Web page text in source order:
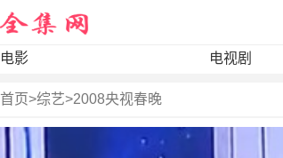
电影 电视剧
首页>综艺>2008央视春晚